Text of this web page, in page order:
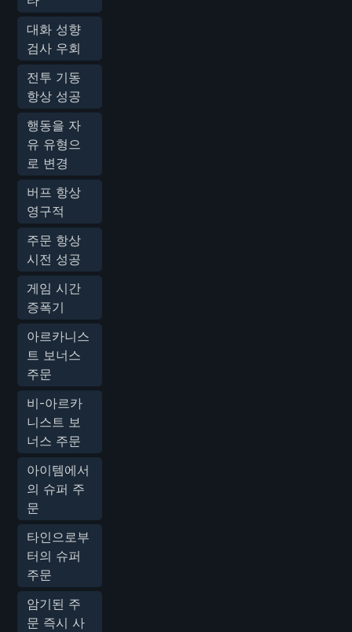
대화 성향
검사 우회
전투 기동
항상 성공
행동을 자
유 유형으
로 변경
버프 항상
영구적
주문 항상
시전 성공
게임 시간
증폭기
아르카니스
트 보너스
주문
비-아르카
니스트 보
너스 주문
아이템에서
의 슈퍼 주
문
타인으로부
터의 슈퍼
주문
암기된 주
문 즉시 사